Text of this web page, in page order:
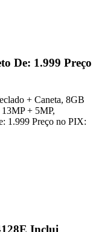
De: 1.999 Preço
+ Caneta, 8GB
+ 5MP,
1.999 Preço no PIX:
Inclui